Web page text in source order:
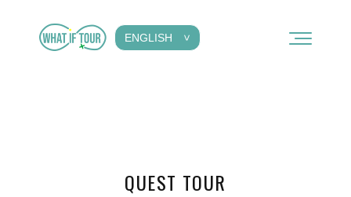
ENGLISH
QUEST TOUR